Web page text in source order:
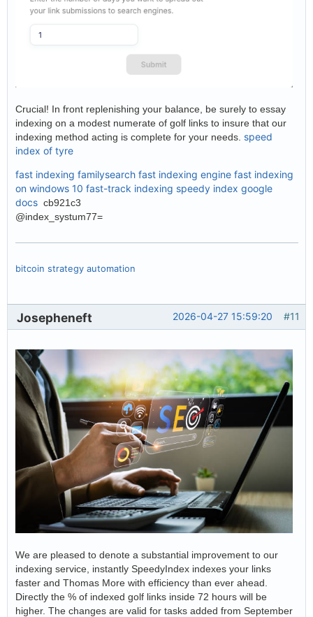
Crucial! In front replenishing your balance, be surely to essay
indexing on a modest numerate of golf links to insure that our
indexing method acting is complete for your needs. speed
index of tyre
fast indexing familysearch fast indexing engine fast indexing
on windows 10 fast-track indexing speedy index google
docs cb921c3
@index_systum77=
bitcoin strategy automation
#11
2026-04-27 15:59:20
Josepheneft
We are pleased to denote a substantial improvement to our
indexing service, instantly SpeedyIndex indexes your links
faster and Thomas More with efficiency than ever ahead.
Directly the % of indexed golf links inside 72 hours will be
higher. The changes are valid for tasks added from September